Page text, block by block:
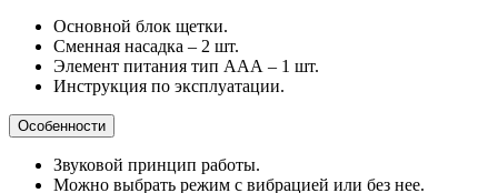
Основной блок щетки.
Сменная насадка – 2 шт.
Элемент питания тип ААА – 1 шт.
Инструкция по эксплуатации.
Особенности
Звуковой принцип работы.
Можно выбрать режим с вибрацией или без нее.